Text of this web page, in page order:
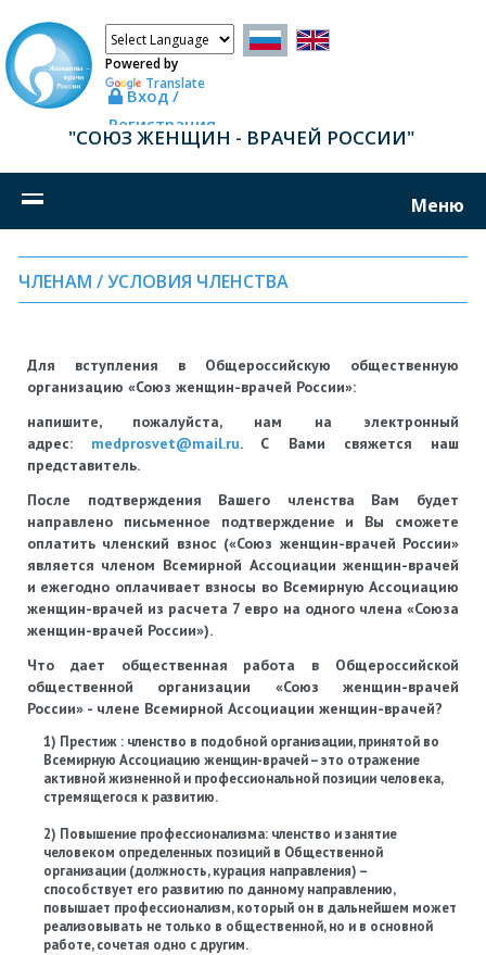
Powered by
Translate
Вход /
Регистрация
"СОЮЗ ЖЕНЩИН - ВРАЧЕЙ РОССИИ"
Меню
ЧЛЕНАМ / УСЛОВИЯ ЧЛЕНСТВА
Для вступления в Общероссийскую общественную
организацию «Союз женщин-врачей России»:
напишите, пожалуйста, нам на электронный
адрес: medprosvet@mail.ru. С Вами свяжется наш
представитель.
После подтверждения Вашего членства Вам будет
направлено письменное подтверждение и Вы сможете
оплатить членский взнос («Союз женщин-врачей России»
является членом Всемирной Ассоциации женщин-врачей
и ежегодно оплачивает взносы во Всемирную Ассоциацию
женщин-врачей из расчета 7 евро на одного члена «Союза
женщин-врачей России»).
Что дает общественная работа в Общероссийской
общественной организации «Союз женщин-врачей
России» - члене Всемирной Ассоциации женщин-врачей?
1) Престиж : членство в подобной организации, принятой во
Всемирную Ассоциацию женщин-врачей – это отражение
активной жизненной и профессиональной позиции человека,
стремящегося к развитию.
2) Повышение профессионализма: членство и занятие
человеком определенных позиций в Общественной
организации (должность, курация направления) –
способствует его развитию по данному направлению,
повышает профессионализм, который он в дальнейшем может
реализовывать не только в общественной, но и в основной
работе, сочетая одно с другим.